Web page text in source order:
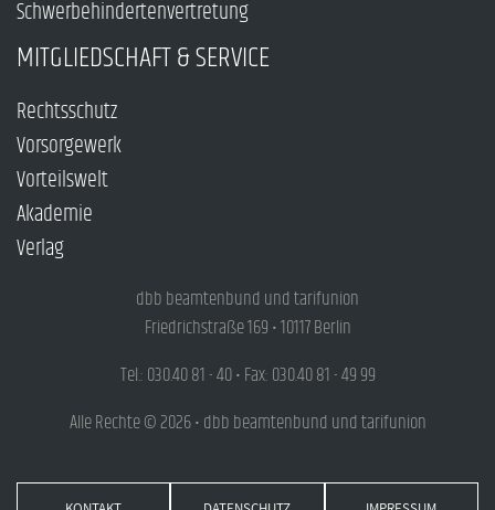
Schwerbehindertenvertretung
MITGLIEDSCHAFT & SERVICE
Rechtsschutz
Vorsorgewerk
Vorteilswelt
Akademie
Verlag
dbb beamtenbund und tarifunion
Friedrichstraße 169 • 10117 Berlin
Tel.: 030.40 81 - 40 • Fax: 030.40 81 - 49 99
Alle Rechte © 2026 • dbb beamtenbund und tarifunion